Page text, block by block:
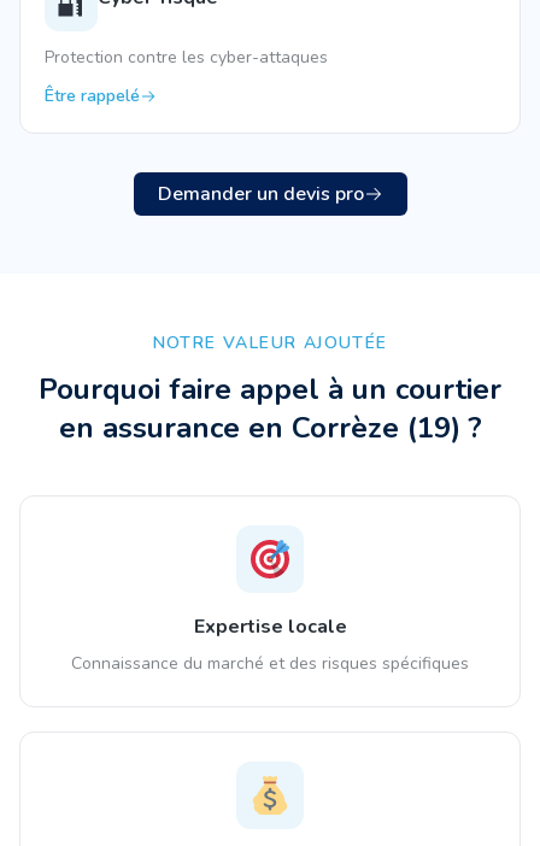
Protection contre les cyber-attaques
Être rappelé
Demander un devis pro
NOTRE VALEUR AJOUTÉE
Pourquoi faire appel à un courtier
en assurance en Corrèze (19) ?
Expertise locale
Connaissance du marché et des risques spécifiques